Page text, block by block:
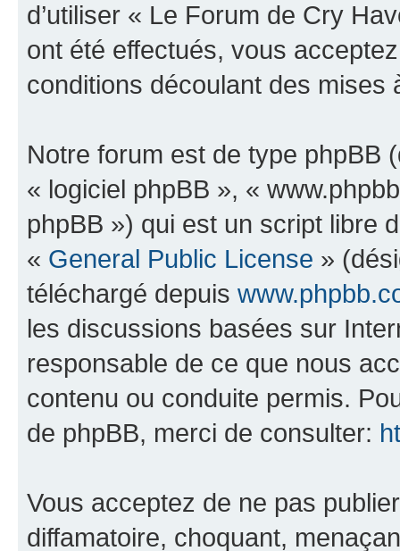
d’utiliser « Le Forum de Cry
ont été effectués, vous
conditions découlant des mises
Notre forum est de type phpBB
« logiciel phpBB », «
phpBB ») qui est un script libre
« General Public License »
téléchargé depuis
les discussions basées sur
responsable de ce que nous
contenu ou conduite permis.
de phpBB, merci de consulter:
Vous acceptez de ne pas
diffamatoire, choquant,